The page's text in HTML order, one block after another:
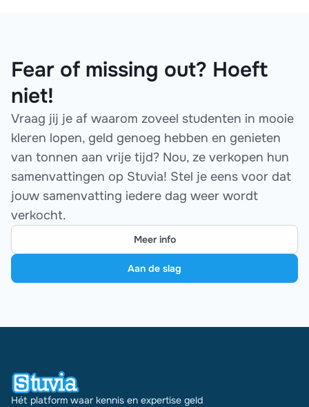
Fear of missing out? Hoeft
niet!
Vraag jij je af waarom zoveel studenten in mooie
kleren lopen, geld genoeg hebben en genieten
van tonnen aan vrije tijd? Nou, ze verkopen hun
samenvattingen op Stuvia! Stel je eens voor dat
jouw samenvatting iedere dag weer wordt
verkocht.
Meer info
Aan de slag
Hét platform waar kennis en expertise geld